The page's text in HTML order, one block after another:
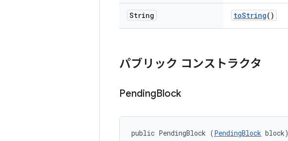
String toString()
パブリック コンストラクタ
PendingBlock
public PendingBlock (PendingBlock block)